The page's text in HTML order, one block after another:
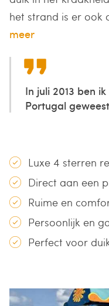
het strand is er ook
meer
In juli 2013 ben
Portugal
Luxe 4 sterren
Direct aan een
Ruime en
Persoonlijk en
Perfect voor